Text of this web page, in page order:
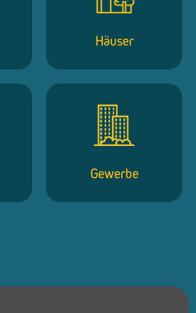
Häuser
Gewerbe